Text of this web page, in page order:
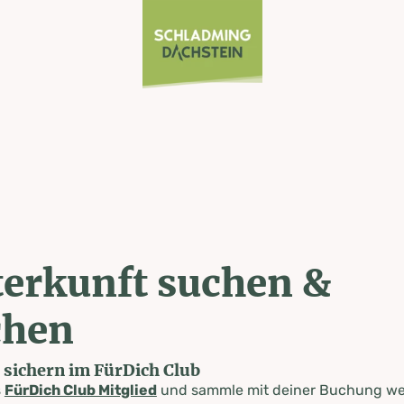
suchen &
im FürDich Club
FürDich Club Mitgliedund sammle mit deiner Buchung